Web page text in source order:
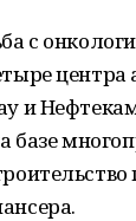
с
и
базе